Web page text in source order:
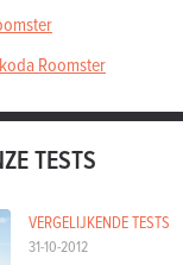
Roomster
TESTS
VERGELIJKENDE TESTS
31-10-2012